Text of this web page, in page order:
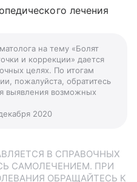
лечения
на тему «Болят
и коррекции» дается
целях. По итогам
пожалуйста, обратитесь
выявления возможных
2020
В СПРАВОЧНЫХ
САМОЛЕЧЕНИЕМ. ПРИ
ОБРАЩАЙТЕСЬ К